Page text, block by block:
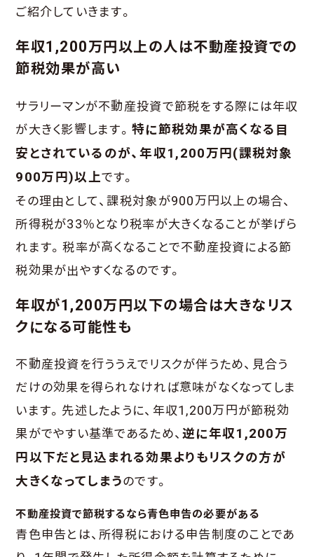
ご紹介していきます。
年収1,200万円以上の人は不動産投資での
節税効果が高い
サラリーマンが不動産投資で節税をする際には年収
が大きく影響します。 特に節税効果が高くなる目
安とされているのが、年収1,200万円(課税対象
900万円)以上です。
その理由として、課税対象が900万円以上の場合、
所得税が33％となり税率が大きくなることが挙げら
れます。税率が高くなることで不動産投資による節
税効果が出やすくなるのです。
年収が1,200万円以下の場合は大きなリス
クになる可能性も
不動産投資を行ううえでリスクが伴うため、見合う
だけの効果を得られなければ意味がなくなってしま
います。先述したように、年収1,200万円が節税効
果がでやすい基準であるため、逆に年収1,200万
円以下だと見込まれる効果よりもリスクの方が
大きくなってしまうのです。
不動産投資で節税するなら青色申告の必要がある
青色申告とは、所得税における申告制度のことであ